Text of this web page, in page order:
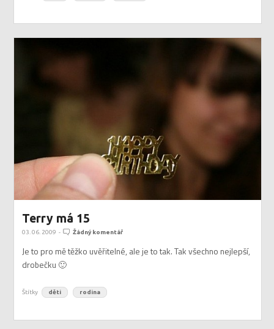
Terry má 15
03. 06. 2009 - Žádný komentář
Je to pro mě těžko uvěřitelné, ale je to tak. Tak všechno nejlepší,
drobečku 🙂
Štítky děti rodina